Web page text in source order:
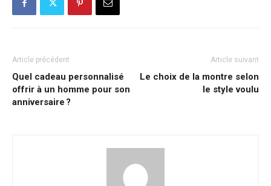
Article précédent
Quel cadeau personnalisé
offrir à un homme pour son
anniversaire ?
Article suivant
Le choix de la montre selon
le style voulu